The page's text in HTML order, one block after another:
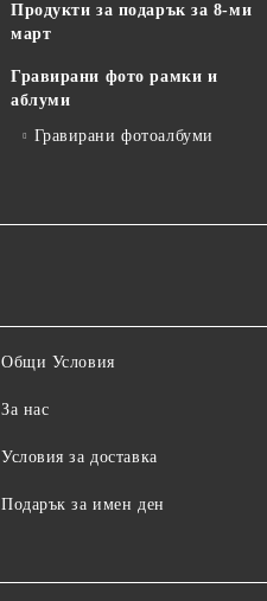
Продукти за подарък за 8-ми
март
Гравирани фото рамки и
аблуми
Гравирани фотоалбуми
Общи Условия
За нас
Условия за доставка
Подарък за имен ден